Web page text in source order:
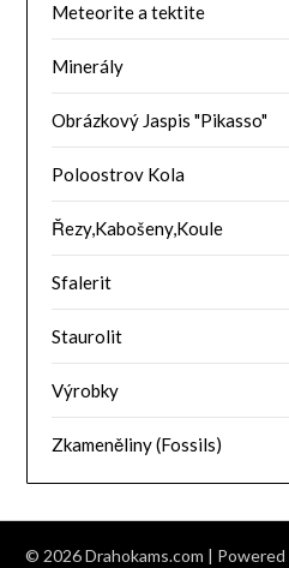
Meteorite a tektite
Minerály
Obrázkový Jaspis "Pikasso"
Poloostrov Kola
Řezy,Kabošeny,Koule
Sfalerit
Staurolit
Výrobky
Zkameněliny (Fossils)
© 2026 Drahokams.com | Powered